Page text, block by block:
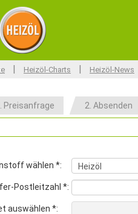
| Heizöl-Charts | Heizöl-News
Preisanfrage 2. Absenden
wählen *:
Postleitzahl *:
auswählen *: